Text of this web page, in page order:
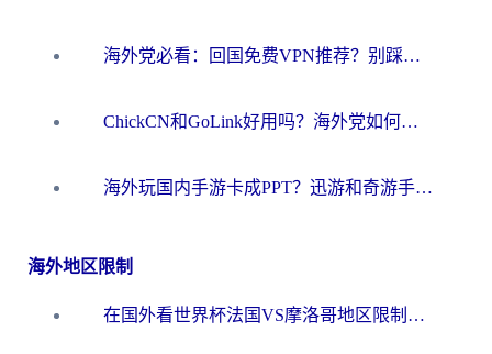
海外党必看：回国免费VPN推荐？别踩坑！教你选对加速器无缝刷国内资源
ChickCN和GoLink好用吗？海外党如何选对回国加速器
海外玩国内手游卡成PPT？迅游和奇游手游哪个好？一篇讲透回国加速器怎么选
海外地区限制
在国外看世界杯法国VS摩洛哥地区限制？这篇指南让你流畅看中文解说无压力